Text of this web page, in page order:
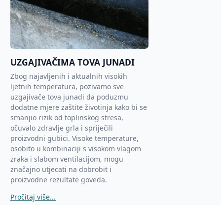
UZGAJIVAČIMA TOVA JUNADI
Zbog najavljenih i aktualnih visokih
ljetnih temperatura, pozivamo sve
uzgajivače tova junadi da poduzmu
dodatne mjere zaštite životinja kako bi se
smanjio rizik od toplinskog stresa,
očuvalo zdravlje grla i spriječili
proizvodni gubici. Visoke temperature,
osobito u kombinaciji s visokom vlagom
zraka i slabom ventilacijom, mogu
značajno utjecati na dobrobit i
proizvodne rezultate goveda.
Pročitaj više...